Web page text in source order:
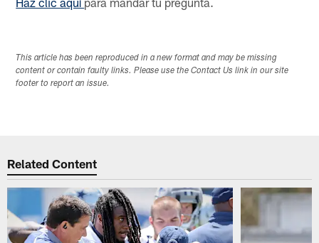
This article has been reproduced in a new format and may be missing
content or contain faulty links. Please use the Contact Us link in our site
footer to report an issue.
Related Content